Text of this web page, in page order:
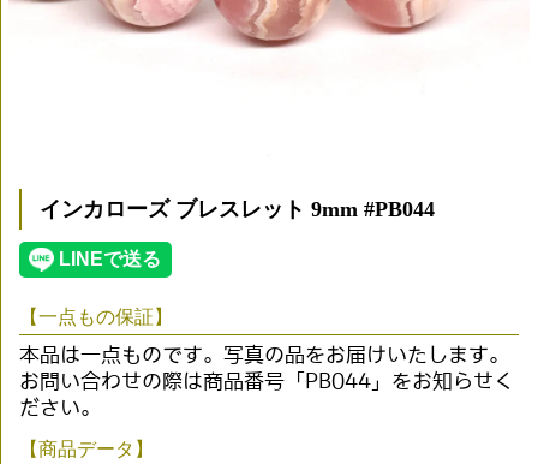
インカローズ ブレスレット 9mm #PB044
【一点もの保証】
本品は一点ものです。写真の品をお届けいたします。
お問い合わせの際は商品番号「PB044」をお知らせく
ださい。
【商品データ】